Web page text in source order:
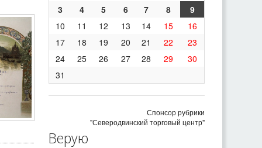
3
4 5 6 7 8
9
10
11 12 13 14 15
16
17
18 19 20 21 22
23
24
25 26 27 28 29
30
31
Спонсор рубрики
"Северодвинский торговый центр"
Верую